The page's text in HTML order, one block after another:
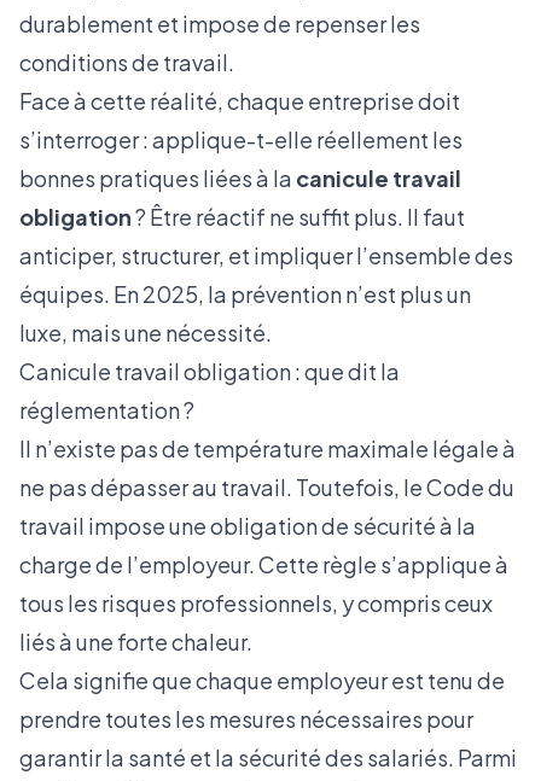
durablement et impose de repenser les
conditions de travail.
Face à cette réalité, chaque entreprise doit
s’interroger : applique-t-elle réellement les
bonnes pratiques liées à la canicule travail
obligation? Être réactif ne suffit plus. Il faut
anticiper, structurer, et impliquer l’ensemble des
équipes. En 2025, la prévention n’est plus un
luxe, mais une nécessité.
Canicule travail obligation : que dit la
réglementation ?
Il n’existe pas de température maximale légale à
ne pas dépasser au travail. Toutefois, le Code du
travail impose une obligation de sécurité à la
charge de l’employeur. Cette règle s’applique à
tous les risques professionnels, y compris ceux
liés à une forte chaleur.
Cela signifie que chaque employeur est tenu de
prendre toutes les mesures nécessaires pour
garantir la santé et la sécurité des salariés. Parmi